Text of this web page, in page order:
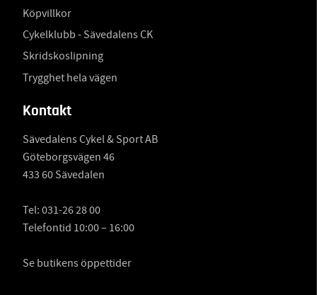
Köpvillkor
Cykelklubb - Sävedalens CK
Skridskoslipning
Trygghet hela vägen
Kontakt
Sävedalens Cykel & Sport AB
Göteborgsvägen 46
433 60 Sävedalen
Tel: 031-26 28 00
Telefontid 10:00 – 16:00
Se butikens öppettider